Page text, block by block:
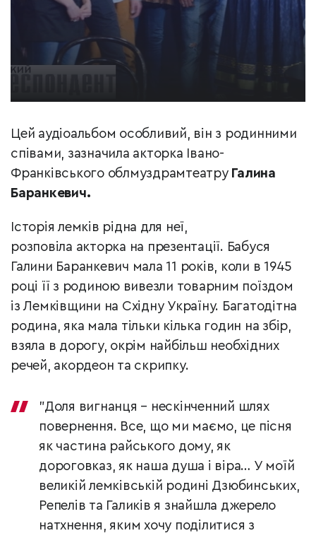
Цей аудіоальбом особливий, він з родинними
співами, зазначила акторка Івано-
Франківського облмуздрамтеатру Галина
Баранкевич.
Історія лемків рідна для неї,
розповіла акторка на презентації. Бабуся
Галини Баранкевич мала 11 років, коли в 1945
році її з родиною вивезли товарним поїздом
із Лемківщини на Східну Україну. Багатодітна
родина, яка мала тільки кілька годин на збір,
взяла в дорогу, окрім найбільш необхідних
речей, акордеон та скрипку.
"Доля вигнанця – нескінченний шлях
повернення. Все, що ми маємо, це пісня
як частина райського дому, як
дороговказ, як наша душа і віра… У моїй
великій лемківській родині Дзюбинських,
Репелів та Галиків я знайшла джерело
натхнення, яким хочу поділитися з